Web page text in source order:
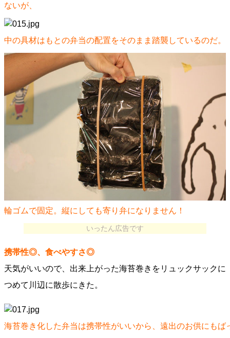
ないが、
中の具材はもとの弁当の配置をそのまま踏襲しているのだ。
輪ゴムで固定。縦にしても寄り弁になりません！
いったん広告です
携帯性◎、食べやすさ◎
天気がいいので、出来上がった海苔巻きをリュックサックに
つめて川辺に散歩にきた。
海苔巻き化した弁当は携帯性がいいから、遠出のお供にもば